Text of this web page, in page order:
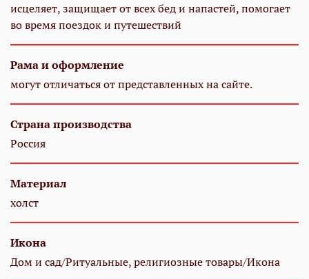
исцеляет, защищает от всех бед и напастей, помогает
во время поездок и путешествий
Рама и оформление
могут отличаться от представленных на сайте.
Страна производства
Россия
Материал
холст
Икона
Дом и сад/Ритуальные, религиозные товары/Икона